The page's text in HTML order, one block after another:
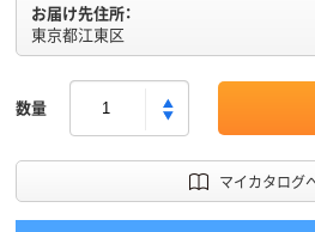
お届け先住所：
東京都江東区
数量
マイカタログ